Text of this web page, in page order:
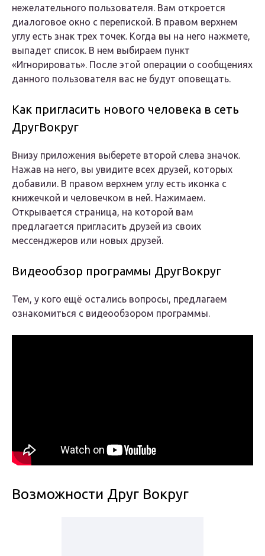
нежелательного пользователя. Вам откроется
диалоговое окно с перепиской. В правом верхнем
углу есть знак трех точек. Когда вы на него нажмете,
выпадет список. В нем выбираем пункт
«Игнорировать». После этой операции о сообщениях
данного пользователя вас не будут оповещать.
Как пригласить нового человека в сеть
ДругВокруг
Внизу приложения выберете второй слева значок.
Нажав на него, вы увидите всех друзей, которых
добавили. В правом верхнем углу есть иконка с
книжечкой и человечком в ней. Нажимаем.
Открывается страница, на которой вам
предлагается пригласить друзей из своих
мессенджеров или новых друзей.
Видеообзор программы ДругВокруг
Тем, у кого ещё остались вопросы, предлагаем
ознакомиться с видеообзором программы.
Возможности Друг Вокруг